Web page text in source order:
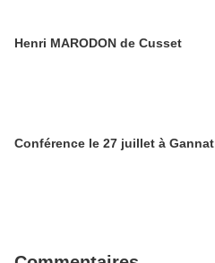
Henri MARODON de Cusset
Conférence le 27 juillet à Gannat